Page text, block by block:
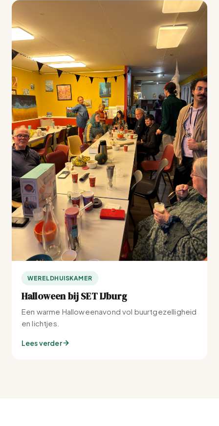
WERELDHUISKAMER
Halloween bij SET IJburg
Een warme Halloweenavond vol buurtgezelligheid
en lichtjes.
Lees verder